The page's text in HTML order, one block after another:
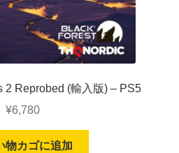
2 Reprobed (輸入版) – PS5
¥6,780
物カゴに追加